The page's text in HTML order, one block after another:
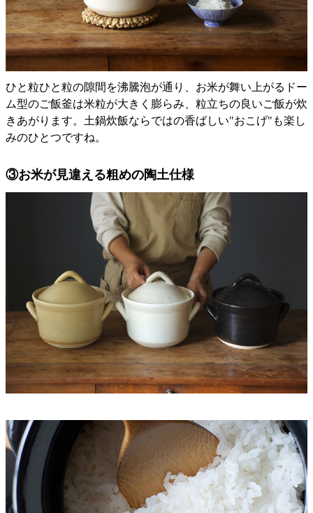
ひと粒ひと粒の隙間を沸騰泡が通り、お米が舞い上がるドー
ム型のご飯釜は米粒が大きく膨らみ、粒立ちの良いご飯が炊
きあがります。土鍋炊飯ならではの香ばしい"おこげ"も楽し
みのひとつですね。
③お米が見違える粗めの陶土仕様